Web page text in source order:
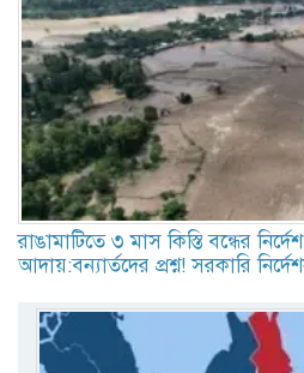
রাঙামাটিতে ৩ মাস কিস্তি বন্ধের
আদায়:বন্যার্তদের প্রশ্ন! সরকারি